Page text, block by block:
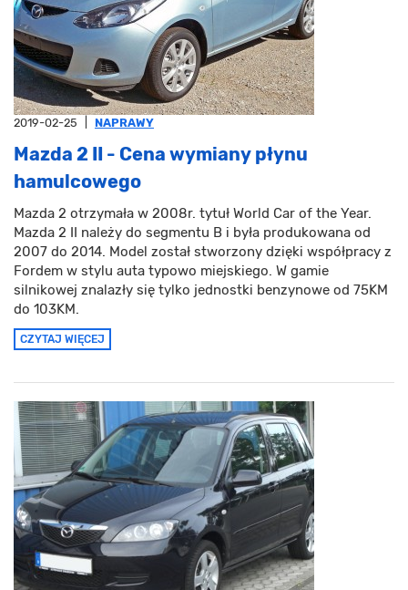
2019-02-25 NAPRAWY
Mazda 2 II - Cena wymiany płynu
hamulcowego
Mazda 2 otrzymała w 2008r. tytuł World Car of the Year.
Mazda 2 II należy do segmentu B i była produkowana od
2007 do 2014. Model został stworzony dzięki współpracy z
Fordem w stylu auta typowo miejskiego. W gamie
silnikowej znalazły się tylko jednostki benzynowe od 75KM
do 103KM.
CZYTAJ WIĘCEJ